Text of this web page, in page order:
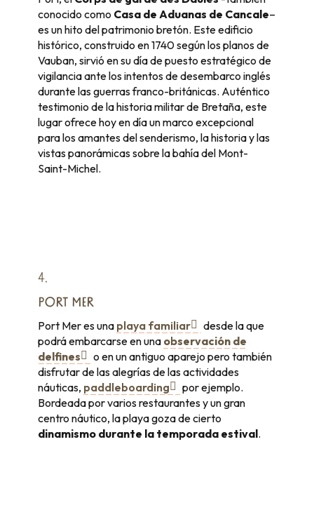
conocido como Casa de Aduanas de Cancale–
es un hito del patrimonio bretón. Este edificio
histórico, construido en 1740 según los planos de
Vauban, sirvió en su día de puesto estratégico de
vigilancia ante los intentos de desembarco inglés
durante las guerras franco-británicas. Auténtico
testimonio de la historia militar de Bretaña, este
lugar ofrece hoy en día un marco excepcional
para los amantes del senderismo, la historia y las
vistas panorámicas sobre la bahía del Mont-
Saint-Michel.
4.
PORT MER
Port Mer es una playa familiar
desde la que
podrá embarcarse en una observación de
delfines
o en un antiguo aparejo pero también
disfrutar de las alegrías de las actividades
náuticas, paddleboarding
por ejemplo.
Bordeada por varios restaurantes y un gran
centro náutico, la playa goza de cierto
dinamismo durante la temporada estival.